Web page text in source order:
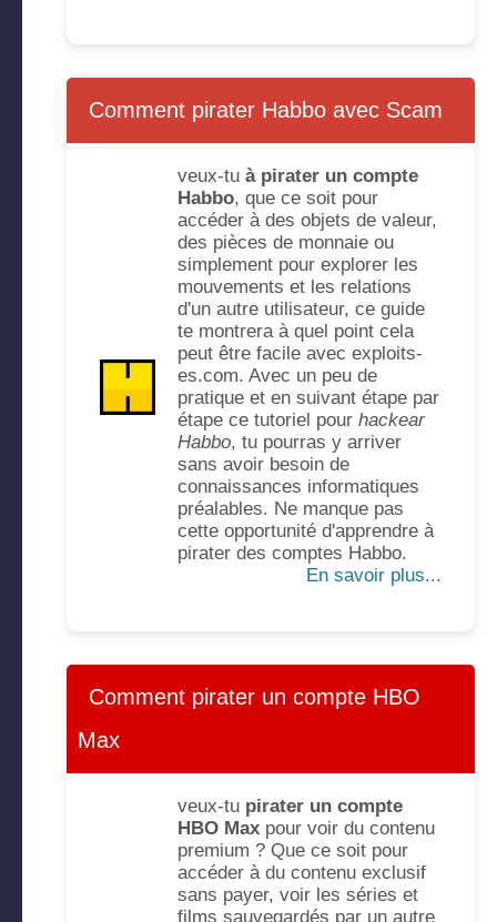
Comment pirater Habbo avec Scam
veux-tu à pirater un compte
Habbo, que ce soit pour
accéder à des objets de valeur,
des pièces de monnaie ou
simplement pour explorer les
mouvements et les relations
d'un autre utilisateur, ce guide
te montrera à quel point cela
peut être facile avec exploits-
es.com. Avec un peu de
pratique et en suivant étape par
étape ce tutoriel pour hackear
Habbo, tu pourras y arriver
sans avoir besoin de
connaissances informatiques
préalables. Ne manque pas
cette opportunité d'apprendre à
pirater des comptes Habbo.
En savoir plus...
Comment pirater un compte HBO
Max
veux-tu pirater un compte
HBO Max pour voir du contenu
premium ? Que ce soit pour
accéder à du contenu exclusif
sans payer, voir les séries et
films sauvegardés par un autre